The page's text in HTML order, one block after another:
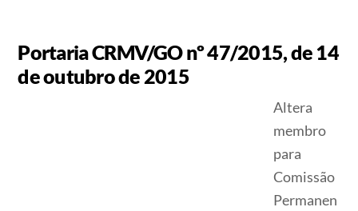
Portaria CRMV/GO nº 47/2015, de 14
de outubro de 2015
Altera
membro
para
Comissão
Permanen